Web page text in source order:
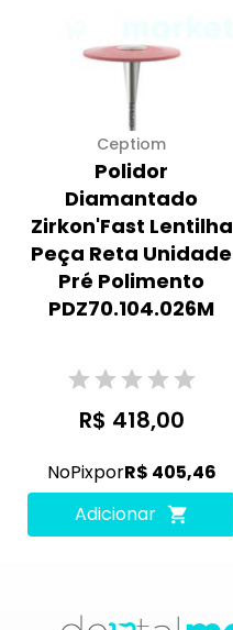
Ceptiom
Polidor
Diamantado
Zirkon'Fast Lentilha
Peça Reta Unidade
Pré Polimento
PDZ70.104.026M
R$ 418,00
NoPixporR$ 405,46
Adicionar